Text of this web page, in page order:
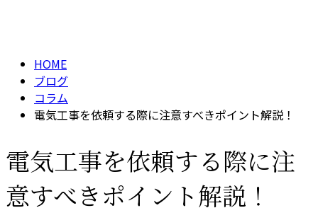
HOME
ブログ
コラム
電気工事を依頼する際に注意すべきポイント解説！
電気工事を依頼する際に注
意すべきポイント解説！